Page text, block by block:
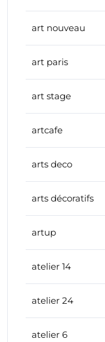
art nouveau
art paris
art stage
artcafe
arts deco
arts décoratifs
artup
atelier 14
atelier 24
atelier 6